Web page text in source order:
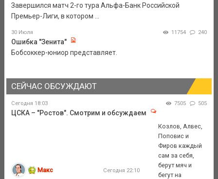
Завершился матч 2-го тура Альфа-Банк Российской
Премьер-Лиги, в котором ...
30 Июля 11754 240
Ошибка "Зенита"
Бобсоккер-юниор представляет.
СЕЙЧАС ОБСУЖДАЮТ
Сегодня 18:03 7505 505
ЦСКА – "Ростов". Смотрим и обсуждаем
Макс Сегодня 22:10
Козлов, Алвес,
Поповис и
Фиров каждый
сам за себя,
берут мяч и
бегут на